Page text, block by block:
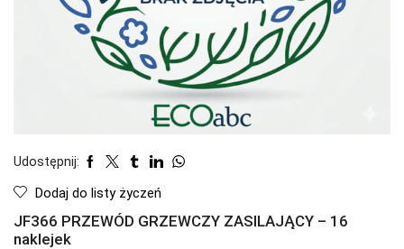
Udostępnij:
Dodaj do listy życzeń
JF366 PRZEWÓD GRZEWCZY ZASILAJĄCY – 16
naklejek